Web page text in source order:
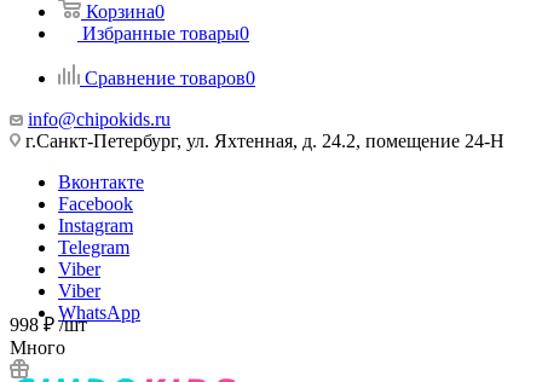
Корзина0
Избранные товары0
Сравнение товаров0
info@chipokids.ru
г.Санкт-Петербург, ул. Яхтенная, д. 24.2, помещение 24-Н
Вконтакте
Facebook
Instagram
Telegram
Viber
Viber
WhatsApp
998 ₽ /шт
Много